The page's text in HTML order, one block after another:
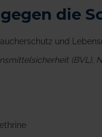
die
und
(BVL),